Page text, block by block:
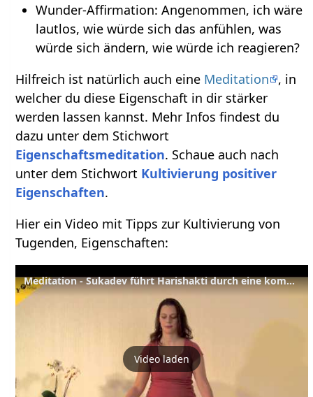
Wunder-Affirmation: Angenommen, ich wäre
lautlos, wie würde sich das anfühlen, was
würde sich ändern, wie würde ich reagieren?
Hilfreich ist natürlich auch eine Meditation
, in
welcher du diese Eigenschaft in dir stärker
werden lassen kannst. Mehr Infos findest du
dazu unter dem Stichwort
Eigenschaftsmeditation. Schaue auch nach
unter dem Stichwort Kultivierung positiver
Eigenschaften.
Hier ein Video mit Tipps zur Kultivierung von
Tugenden, Eigenschaften:
Meditation - Sukadev führt Harishakti durch eine kombinierte Eigenschaftsmeditation
Video laden